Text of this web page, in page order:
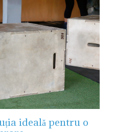
ideală pentru o